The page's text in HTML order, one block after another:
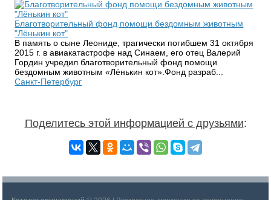
Благотворительный фонд помощи бездомным животным
"Лёнькин кот"
В память о сыне Леониде, трагически погибшем 31 октября
2015 г. в авиакатастрофе над Синаем, его отец Валерий
Гордин учредил благотворительный фонд помощи
бездомным животным «Лёнькин кот».Фонд разраб...
Санкт-Петербург
Поделитесь этой информацией с друзьями: